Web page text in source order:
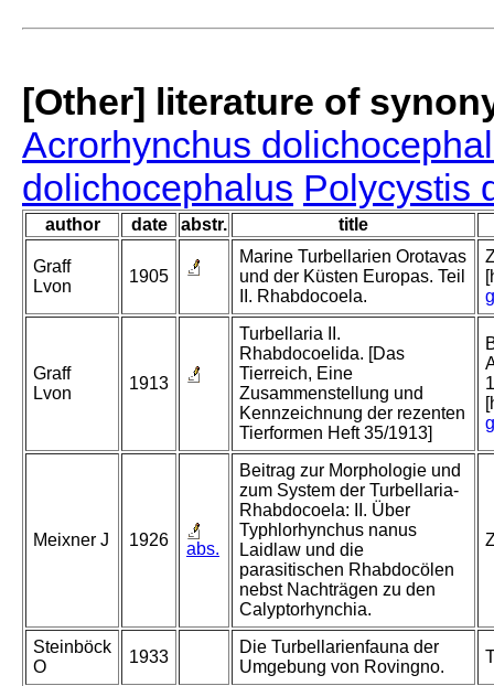
[Other] literature of
Acrorhynchus
dolichocephalus Polycystis
author date abstr. title
Graff
Lvon
1905
Marine Turbellarien Orotavas
und der Küsten Europas. Teil
II. Rhabdocoela.
Graff
Lvon
1913
Turbellaria II.
Rhabdocoelida. [Das
Tierreich, Eine
Zusammenstellung und
Kennzeichnung der rezenten
Tierformen Heft 35/1913]
Meixner J 1926 abs.
Beitrag zur Morphologie und
zum System der Turbellaria-
Rhabdocoela: II. Über
Typhlorhynchus nanus
Laidlaw und die
parasitischen Rhabdocölen
nebst Nachträgen zu den
Calyptorhynchia.
Steinböck
O
1933
Die Turbellarienfauna der
Umgebung von Rovingno.